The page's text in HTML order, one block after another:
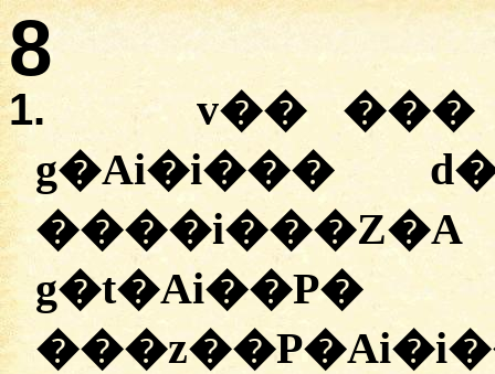
8
1.
v�� ���
g�Ai�i���